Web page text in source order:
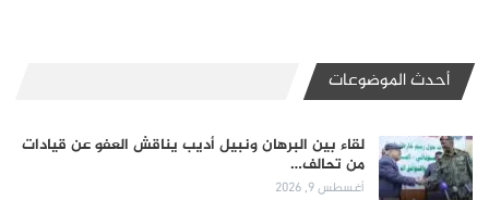
أحدث الموضوعات
لقاء بين البرهان ونبيل أديب يناقش العفو عن قيادات
من تحالف…
أغسطس 9, 2026